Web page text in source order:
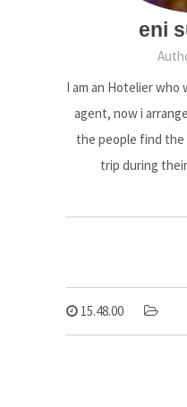
eni
I am an Hotelier
agent, now i
the people find
trip during
15.48.00